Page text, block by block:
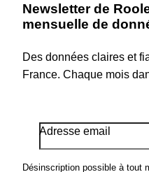
Newsletter de
mensuelle de
Des données claires et
France. Chaque mois
Adresse email
Désinscription possible à tout